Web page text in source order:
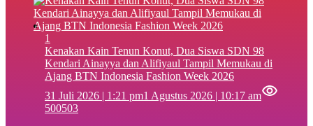
1
‎Kenakan Kain Tenun Konut, Dua Siswa SDN 98
Kendari Ainayya dan Alifiyaul Tampil Memukau di
Ajang BTN Indonesia Fashion Week 2026
31 Juli 2026 | 1:21 pm1 Agustus 2026 | 10:17 am
500503